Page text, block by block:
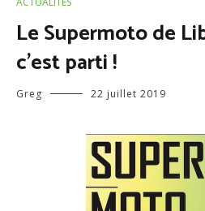
Le Supermoto de
c’est parti !
Greg 22 juillet 2019